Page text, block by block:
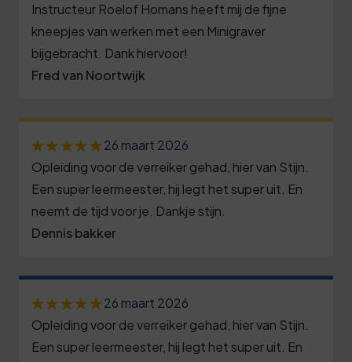
Instructeur Roelof Homans heeft mij de fijne
kneepjes van werken met een Minigraver
bijgebracht. Dank hiervoor!
Fred van Noortwijk
26 maart 2026
Opleiding voor de verreiker gehad, hier van Stijn.
Een super leermeester, hij legt het super uit. En
neemt de tijd voor je. Dankje stijn.
Dennis bakker
26 maart 2026
Opleiding voor de verreiker gehad, hier van Stijn.
Een super leermeester, hij legt het super uit. En